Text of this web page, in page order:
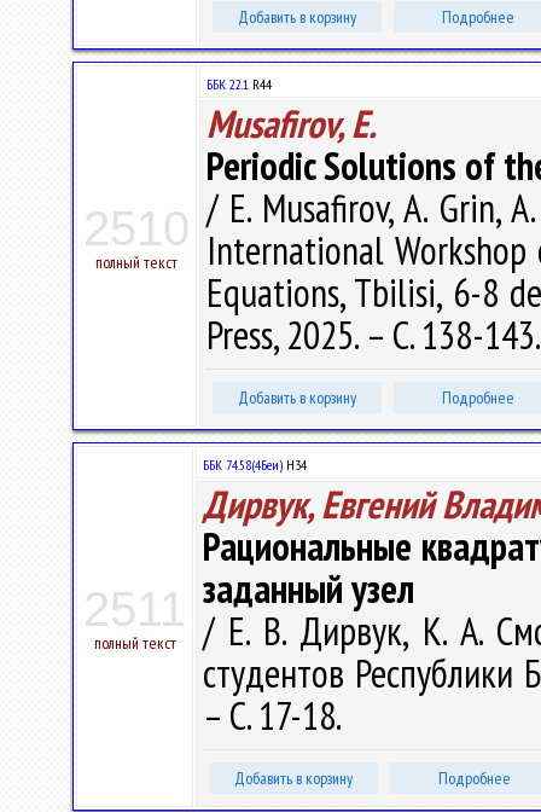
Добавить в корзину Подробнее
2510
полный текст
ББК 22.1 R44
Musafirov, E.
Periodic Solutions of
/ E. Musafirov, A. Grin,
International
Equations, Tbilisi, 6-8
Press, 2025. – С. 138-
Добавить в корзину Подробнее
2511
полный текст
ББК 74.58(4Беи) Н34
Дирвук, Евгений
Рациональные
заданный узел
/ Е. В. Дирвук, К. А.
студентов Республики
– С. 17-18.
Добавить в корзину Подробнее